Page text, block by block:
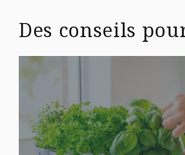
Des conseils